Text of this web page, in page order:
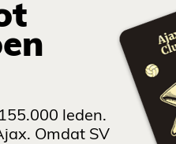
leden.
Omdat SV